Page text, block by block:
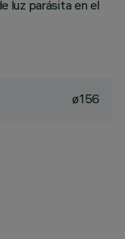
luz parásita en el
ø156